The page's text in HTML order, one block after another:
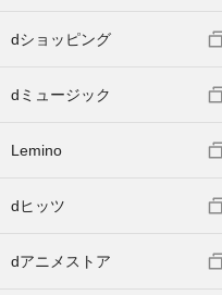
dショッピング
dミュージック
Lemino
dヒッツ
dアニメストア